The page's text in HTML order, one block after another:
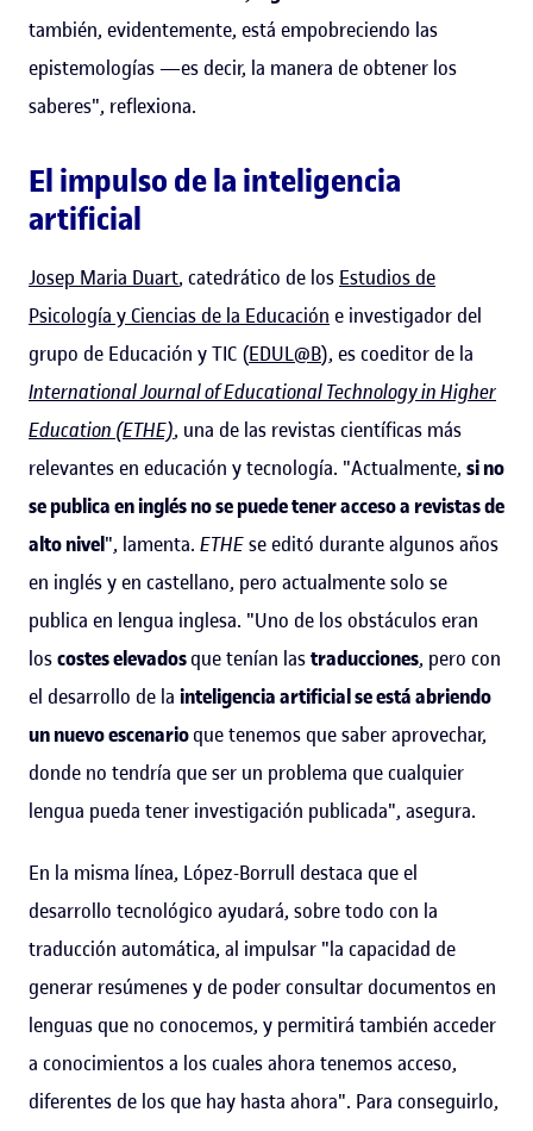
también, evidentemente, está empobreciendo las
epistemologías —es decir, la manera de obtener los
saberes", reflexiona.
El impulso de la inteligencia
artificial
Josep Maria Duart, catedrático de los Estudios de
Psicología y Ciencias de la Educación e investigador del
grupo de Educación y TIC (EDUL@B), es coeditor de la
International Journal of Educational Technology in Higher
Education (ETHE), una de las revistas científicas más
relevantes en educación y tecnología. "Actualmente, si no
se publica en inglés no se puede tener acceso a revistas de
alto nivel", lamenta. ETHEse editó durante algunos años
en inglés y en castellano, pero actualmente solo se
publica en lengua inglesa. "Uno de los obstáculos eran
loscostes elevadosque tenían lastraducciones, pero con
el desarrollo de la inteligencia artificial se está abriendo
un nuevo escenarioque tenemos que saber aprovechar,
donde no tendría que ser un problema que cualquier
lengua pueda tener investigación publicada", asegura.
En la misma línea, López-Borrull destaca que el
desarrollo tecnológico ayudará, sobre todo con la
traducción automática, al impulsar "la capacidad de
generar resúmenes y de poder consultar documentos en
lenguas que no conocemos, y permitirá también acceder
a conocimientos a los cuales ahora tenemos acceso,
diferentes de los que hay hasta ahora". Para conseguirlo,